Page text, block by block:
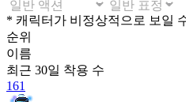
* 캐릭터가 비정상적으로 보일
순위
이름
최근 30일 착용 수
161